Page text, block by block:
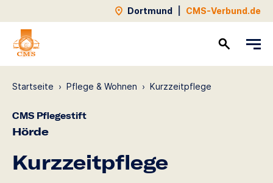
Dortmund CMS-Verbund.de
Startseite › Pflege & Wohnen › Kurzzeit­pflege
CMS Pflegestift
Hörde
Kurzzeit­pflege